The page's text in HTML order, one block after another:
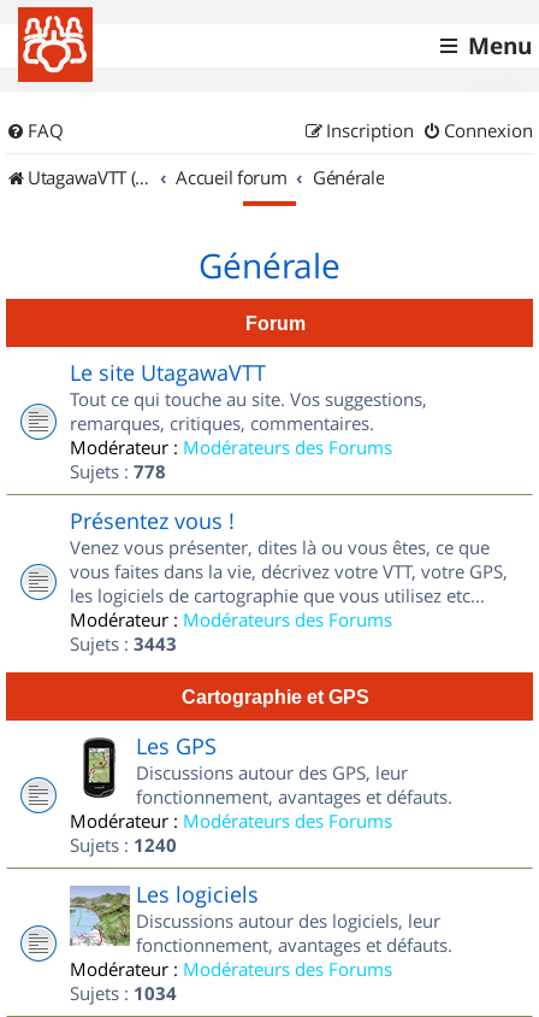
Menu
FAQ Connexion
Inscription
UtagawaVTT (Randos VTT et VTTAE avec traces GPS)
Accueil forum Générale
Générale
Forum
Le site UtagawaVTT
Tout ce qui touche au site. Vos suggestions,
remarques, critiques, commentaires.
Modérateur : Modérateurs des Forums
Sujets : 778
Présentez vous !
Venez vous présenter, dites là ou vous êtes, ce que
vous faites dans la vie, décrivez votre VTT, votre GPS,
les logiciels de cartographie que vous utilisez etc...
Modérateur : Modérateurs des Forums
Sujets : 3443
Cartographie et GPS
Les GPS
Discussions autour des GPS, leur
fonctionnement, avantages et défauts.
Modérateur : Modérateurs des Forums
Sujets : 1240
Les logiciels
Discussions autour des logiciels, leur
fonctionnement, avantages et défauts.
Modérateur : Modérateurs des Forums
Sujets : 1034